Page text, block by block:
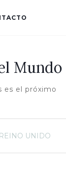
Mundo
es el próximo
REINO UNIDO